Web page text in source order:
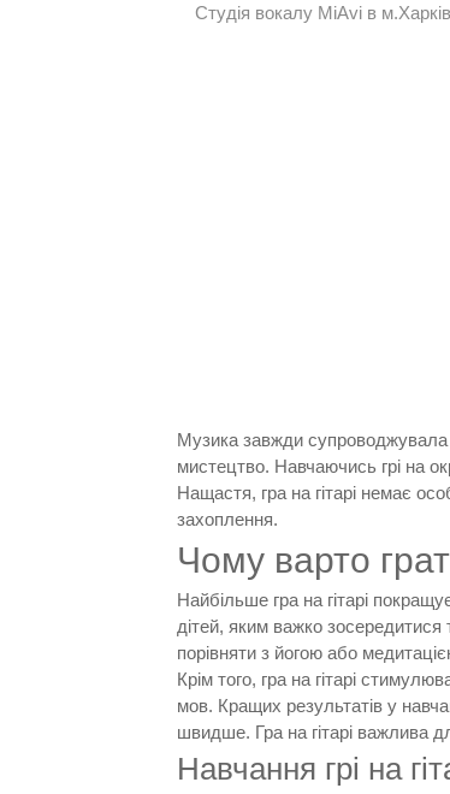
Студія вокалу MiAvi в м.Харків
Музика завжди супроводжувала
мистецтво. Навчаючись грі на
Нащастя, гра на гітарі немає
захоплення.
Чому варто
Найбільше гра на гітарі
дітей, яким важко зосередитися
порівняти з йогою або
Крім того, гра на гітарі
мов. Кращих результатів у
швидше. Гра на гітарі важлива
Навчання грі на